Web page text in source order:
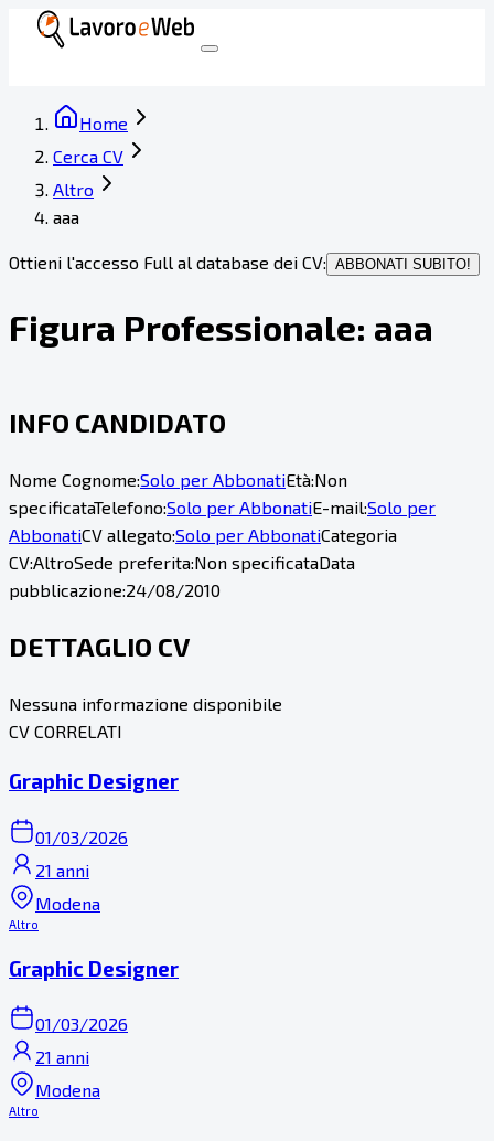
Home
Cerca CV
Altro
aaa
Ottieni l'accesso Full al database dei CV: ABBONATI SUBITO!
Figura Professionale: aaa
INFO CANDIDATO
Nome Cognome:Solo per AbbonatiEtà:Non
specificataTelefono:Solo per AbbonatiE-mail:Solo per
AbbonatiCV allegato:Solo per AbbonatiCategoria
CV:AltroSede preferita:Non specificataData
pubblicazione:24/08/2010
DETTAGLIO CV
Nessuna informazione disponibile
CV CORRELATI
Graphic Designer
01/03/2026
21 anni
Modena
Altro
Graphic Designer
01/03/2026
21 anni
Modena
Altro